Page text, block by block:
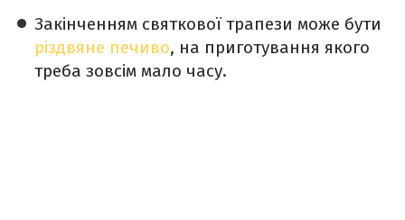
Закінченням святкової трапези може бути
різдвяне печиво, на приготування якого
треба зовсім мало часу.